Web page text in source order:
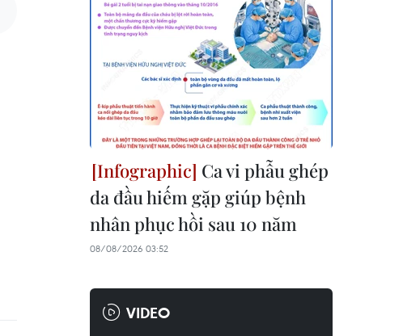
Ca vi phẫu ghép
da đầu hiếm gặp giúp bệnh
nhân phục hồi sau 10 năm
08/08/2026 03:52
VIDEO